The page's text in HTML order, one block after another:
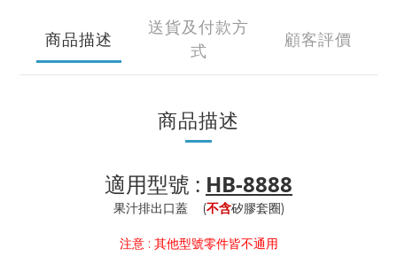
商品描述
送貨及付款方
式
顧客評價
商品描述
適用型號 : HB-8888
果汁排出口蓋 (不含矽膠套圈)
注意 : 其他型號零件皆不通用